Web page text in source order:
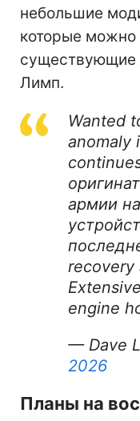
небольшие
которые можно
существующие
Лимп.
Wanted
anomaly
армии
recovery
engine
— Dave
2026
Планы на